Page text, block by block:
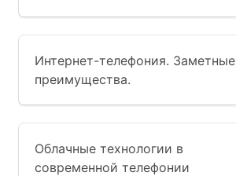
Интернет-телефония. Заметные
преимущества.
Облачные технологии в
современной телефонии